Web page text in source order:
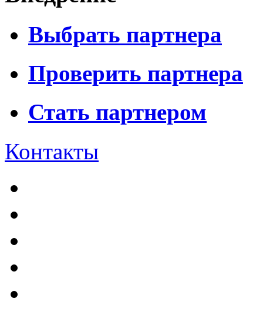
Выбрать партнера
Проверить партнера
Стать партнером
Контакты